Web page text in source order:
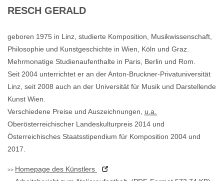
RESCH GERALD
geboren 1975 in Linz, studierte Komposition, Musikwissenschaft,
Philosophie und Kunstgeschichte in Wien, Köln und Graz.
Mehrmonatige Studienaufenthalte in Paris, Berlin und Rom.
Seit 2004 unterrichtet er an der Anton-Bruckner-Privatuniversität
Linz, seit 2008 auch an der Universität für Musik und Darstellende
Kunst Wien.
Verschiedene Preise und Auszeichnungen, u.a.
Oberösterreichischer Landeskulturpreis 2014 und
Österreichisches Staatsstipendium für Komposition 2004 und
2017.
Homepage des Künstlers